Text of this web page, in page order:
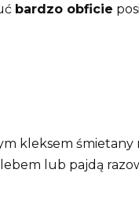
bardzo obficie
kleksem śmietany
lub pajdą